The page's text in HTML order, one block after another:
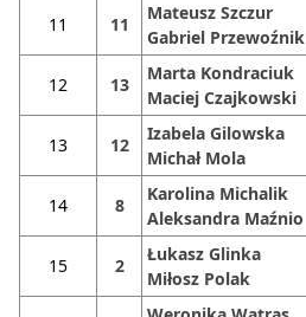
11 11
Mateusz Szczur
Gabriel Przewoźnik
12 13
Marta Kondraciuk
Maciej Czajkowski
13 12
Izabela Gilowska
Michał Mola
14 8
Karolina Michalik
Aleksandra Maźnio
15 2
Łukasz Glinka
Miłosz Polak